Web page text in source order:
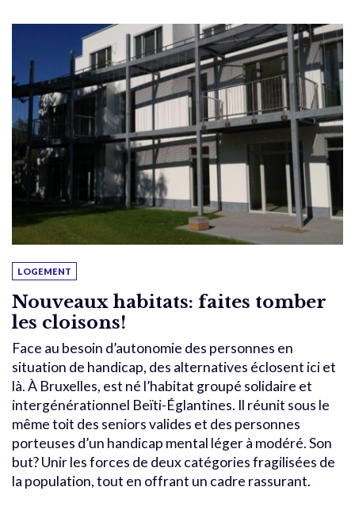
LOGEMENT
Nouveaux habitats: faites tomber
les cloisons!
Face au besoin d’autonomie des personnes en
situation de handicap, des alternatives éclosent ici et
là. À Bruxelles, est né l’habitat groupé solidaire et
intergénérationnel Beïti-Églantines. Il réunit sous le
même toit des seniors valides et des personnes
porteuses d’un handicap mental léger à modéré. Son
but? Unir les forces de deux catégories fragilisées de
la population, tout en offrant un cadre rassurant.